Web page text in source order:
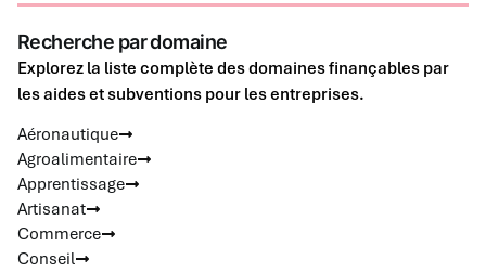
Recherche par domaine
Explorez la liste complète des domaines finançables par
les aides et subventions pour les entreprises.
Aéronautique
Agroalimentaire
Apprentissage
Artisanat
Commerce
Conseil